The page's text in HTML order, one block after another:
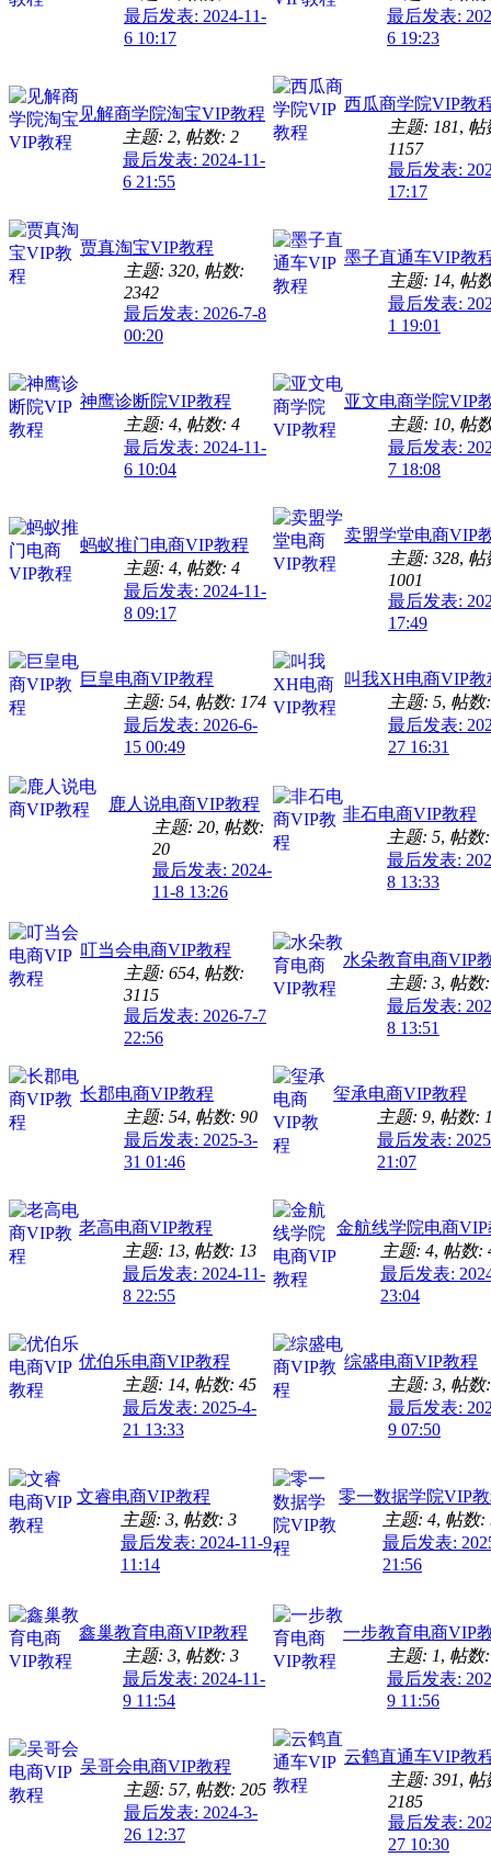
最后发表: 2024-11-
6 10:17
最后发表:
6 19:23
见解商学院淘宝VIP教程
主题: 2, 帖数: 2
最后发表: 2024-11-
6 21:55
西瓜商学院VIP教
主题: 181, 帖
1157
最后发表:
17:17
贾真淘宝VIP教程
主题: 320, 帖数:
2342
最后发表: 2026-7-8
00:20
墨子直通车VIP教
主题: 14, 帖
最后发表:
1 19:01
神鹰诊断院VIP教程
主题: 4, 帖数: 4
最后发表: 2024-11-
6 10:04
亚文电商学院VIP
主题: 10, 帖
最后发表:
7 18:08
蚂蚁推门电商VIP教程
主题: 4, 帖数: 4
最后发表: 2024-11-
8 09:17
卖盟学堂电商VIP
主题: 328, 帖
1001
最后发表:
17:49
巨皇电商VIP教程
主题: 54, 帖数: 174
最后发表: 2026-6-
15 00:49
叫我XH电商VIP教
主题: 5, 帖数
最后发表:
27 16:31
鹿人说电商VIP教程
主题: 20, 帖数:
20
最后发表: 2024-
11-8 13:26
非石电商VIP教程
主题: 5, 帖数
最后发表:
8 13:33
叮当会电商VIP教程
主题: 654, 帖数:
3115
最后发表: 2026-7-7
22:56
水朵教育电商VIP
主题: 3, 帖数
最后发表:
8 13:51
长郡电商VIP教程
主题: 54, 帖数: 90
最后发表: 2025-3-
31 01:46
玺承电商VIP教程
主题: 9, 帖数:
最后发表:
21:07
老高电商VIP教程
主题: 13, 帖数: 13
最后发表: 2024-11-
8 22:55
金航线学院电商
主题: 4, 帖数:
最后发表:
23:04
优伯乐电商VIP教程
主题: 14, 帖数: 45
最后发表: 2025-4-
21 13:33
综盛电商VIP教程
主题: 3, 帖数
最后发表:
9 07:50
文睿电商VIP教程
主题: 3, 帖数: 3
最后发表: 2024-11-9
11:14
零一数据学院VIP
主题: 4, 帖数:
最后发表:
21:56
鑫巢教育电商VIP教程
主题: 3, 帖数: 3
最后发表: 2024-11-
9 11:54
一步教育电商VIP
主题: 1, 帖数
最后发表:
9 11:56
吴哥会电商VIP教程
主题: 57, 帖数: 205
最后发表: 2024-3-
26 12:37
云鹤直通车VIP教
主题: 391, 帖
2185
最后发表:
27 10:30